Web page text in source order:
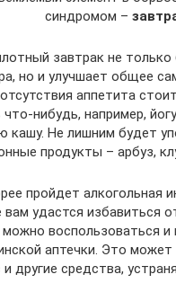
синдромом –
завтрак не только
но и улучшает общее
аппетита
нибудь, например,
кашу. Не лишним будет
продукты – арбуз,
пройдет алкогольная
удастся избавиться
можно воспользоваться и
аптечки. Это
и другие средства,